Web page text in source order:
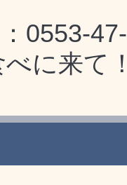
0553-47-
に来て！